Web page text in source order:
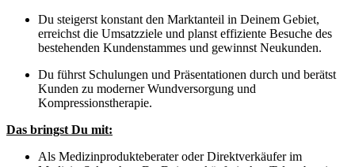
Du steigerst konstant den Marktanteil in Deinem Gebiet,
erreichst die Umsatzziele und planst effiziente Besuche des
bestehenden Kundenstammes und gewinnst Neukunden.
Du führst Schulungen und Präsentationen durch und berätst
Kunden zu moderner Wundversorgung und
Kompressionstherapie.
Das bringst Du mit:
Als Medizinprodukteberater oder Direktverkäufer im